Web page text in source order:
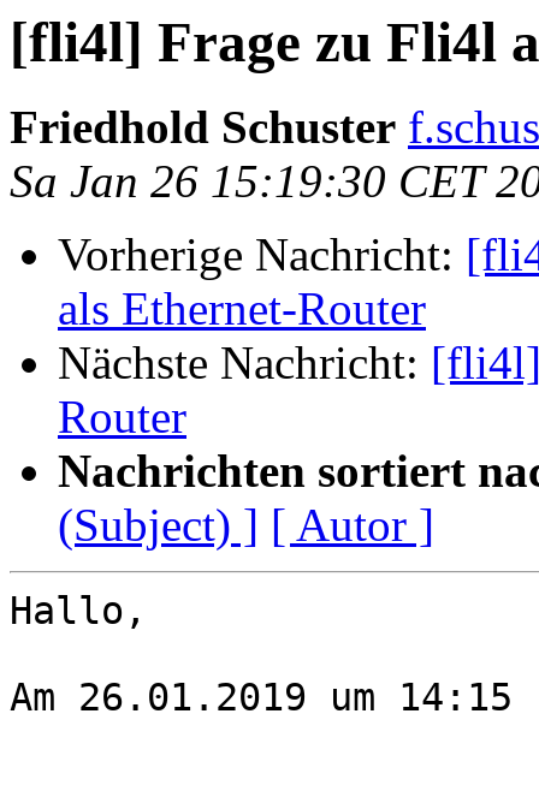
[fli4l] Frage zu Fli4l
Friedhold Schuster
Sa Jan 26 15:19:30 CET
Vorherige Nachricht:
als Ethernet-Router
Nächste Nachricht: [fli4l]
Router
Nachrichten sortiert
(Subject) ] [ Autor ]
Hallo,
Am 26.01.2019 um